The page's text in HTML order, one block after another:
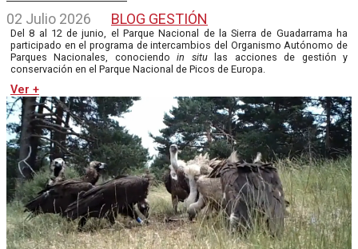
02 Julio 2026 BLOG GESTIÓN
Del 8 al 12 de junio, el Parque Nacional de la Sierra de Guadarrama ha
participado en el programa de intercambios del Organismo Autónomo de
Parques Nacionales, conociendoin situlas acciones de gestión y
conservación en el Parque Nacional de Picos de Europa.
Ver +